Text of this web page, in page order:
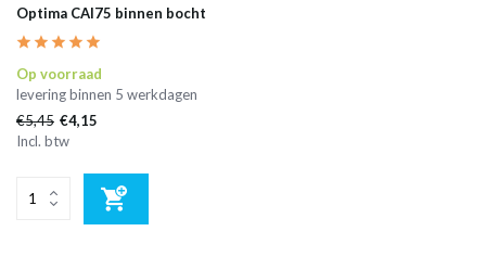
Optima CAI75 binnen bocht
Op voorraad
levering binnen 5 werkdagen
€5,45 €4,15
Incl. btw